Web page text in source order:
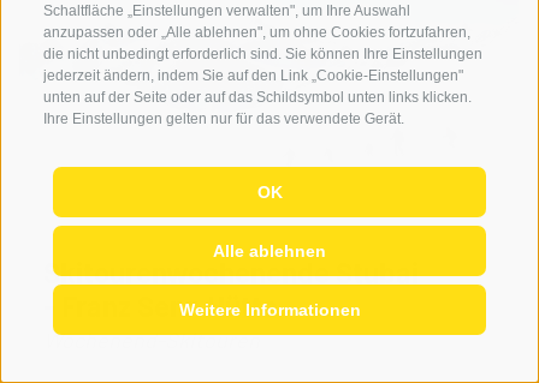
Schaltfläche „Einstellungen verwalten", um Ihre Auswahl
anzupassen oder „Alle ablehnen", um ohne Cookies fortzufahren,
die nicht unbedingt erforderlich sind. Sie können Ihre Einstellungen
jederzeit ändern, indem Sie auf den Link „Cookie-Einstellungen"
unten auf der Seite oder auf das Schildsymbol unten links klicken.
Ihre Einstellungen gelten nur für das verwendete Gerät.
OK
Alle ablehnen
Weitere Informationen
Skitourenwochenende Stubai
- Franz Senn Hütte
Wochenend-Skitouren